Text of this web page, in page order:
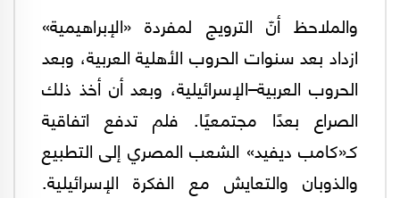
والملاحظ أنّ الترويج لمفردة «الإبراهيمية»
ازداد بعد سنوات الحروب الأهلية العربية، وبعد
الحروب العربية–الإسرائيلية، وبعد أن أخذ ذلك
الصراع بعدًا مجتمعيًا. فلم تدفع اتفاقية
كـ«كامب ديفيد» الشعب المصري إلى التطبيع
والذوبان والتعايش مع الفكرة الإسرائيلية.